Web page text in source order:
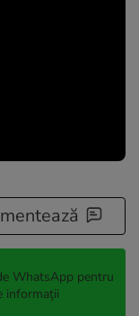
WhatsApp pentru
informații